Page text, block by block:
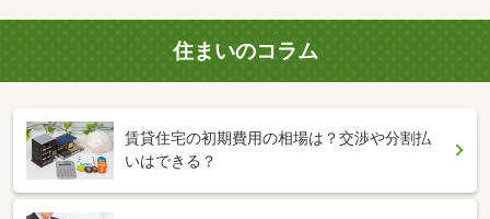
住まいのコラム
賃貸住宅の初期費用の相場は？交渉や分割払
いはできる？